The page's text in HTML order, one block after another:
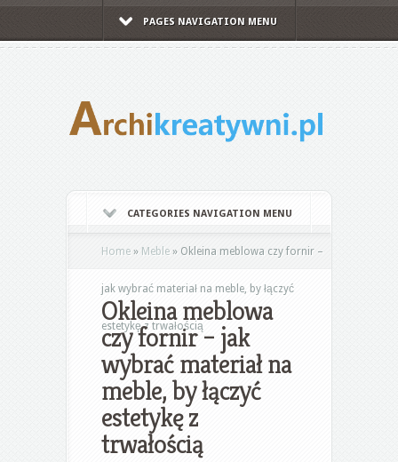
PAGES NAVIGATION MENU
CATEGORIES NAVIGATION MENU
Home » Meble » Okleina meblowa czy fornir –
jak wybrać materiał na meble, by łączyć
estetykę z trwałością
Okleina meblowa
czy fornir – jak
wybrać materiał na
meble, by łączyć
estetykę z
trwałością